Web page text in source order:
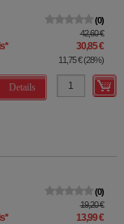
0
42,60 €
* 30,85 €
11,75 €(28%)
Details
0
19,20 €
* 13,99 €